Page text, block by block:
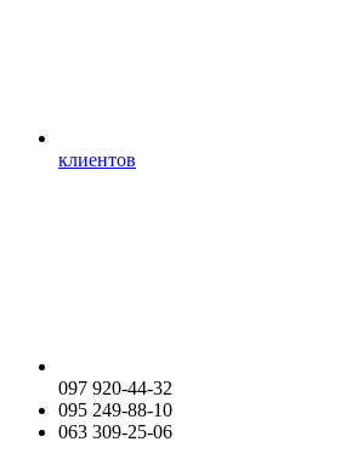
клиентов
097 920-44-32
095 249-88-10
063 309-25-06